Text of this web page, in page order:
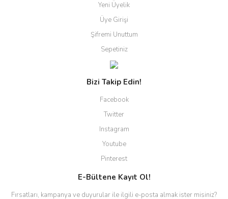
Yeni Üyelik
Üye Girişi
Şifremi Unuttum
Sepetiniz
Bizi Takip Edin!
Facebook
Twitter
Instagram
Youtube
Pinterest
E-Bültene Kayıt Ol!
Fırsatları, kampanya ve duyurular ile ilgili e-posta almak ister misiniz?